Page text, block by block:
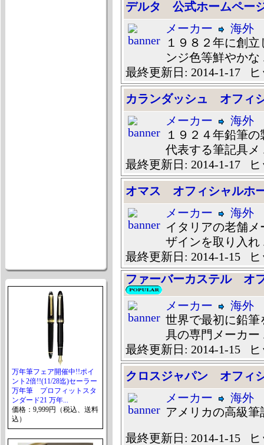
万年筆フェア開催中!!ポイ
ント2倍!!(11/28迄)セーラー
万年筆 プロフィットスタ
ンダード21 万年...
価格：9,999円（税込、送料
込）
デルタ 公式ホームペー
メーカー
海外
１９８２年に創
ンジ色等鮮やかな
最終更新日: 2014-1-17
カランダッシュ オフィ
メーカー
海外
１９２４年鉛筆
代表する筆記具メ
最終更新日: 2014-1-17
オマス オフィシャルホ
メーカー
海外
イタリアの老舗
ザインを取り入れ
最終更新日: 2014-1-15
ファーバーカステル オ
メーカー
海外
世界で最初に鉛
具の専門メーカー
最終更新日: 2014-1-15
クロスジャパン オフィ
メーカー
海外
アメリカの高級
最終更新日: 2014-1-15